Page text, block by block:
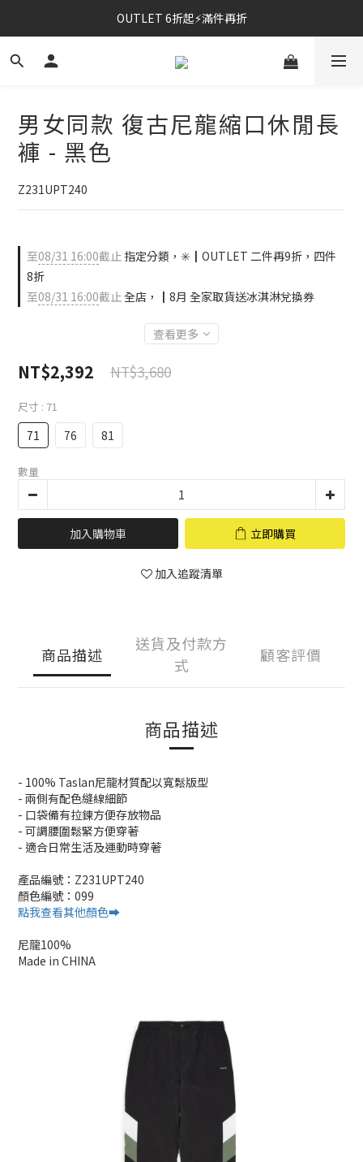
⚡春夏新品｜二件85折
OUTLET 6折起⚡滿件再折
⚡春夏新品｜二件85折
男女同款 復古尼龍縮口休閒長
褲 - 黑色
Z231UPT240
至08/31 16:00截止 指定分類，✳️┃OUTLET 二件再9折，四件
8折
至08/31 16:00截止全店，┃8月 全家取貨送冰淇淋兌換券
查看更多
NT$2,392 NT$3,680
尺寸 : 71
71 76 81
數量
加入購物車 立即購買
加入追蹤清單
商品描述
送貨及付款方
式
顧客評價
商品描述
- 100% Taslan尼龍材質配以寬鬆版型
- 兩側有配色縫線細節
- 口袋備有拉鍊方便存放物品
- 可調腰圍鬆緊方便穿著
- 適合日常生活及運動時穿著
產品編號：Z231UPT240
顏色編號：099
點我查看其他顏色➡️
尼龍100%
Made in CHINA